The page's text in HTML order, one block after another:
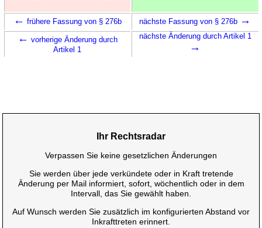
← frühere Fassung von § 276b nächste Fassung von § 276b →
← vorherige Änderung durch
Artikel 1
nächste Änderung durch Artikel 1
→
Ihr Rechtsradar
Verpassen Sie keine gesetzlichen Änderungen
Sie werden über jede verkündete oder in Kraft tretende
Änderung per Mail informiert, sofort, wöchentlich oder in dem
Intervall, das Sie gewählt haben.
Auf Wunsch werden Sie zusätzlich im konfigurierten Abstand vor
Inkrafttreten erinnert.